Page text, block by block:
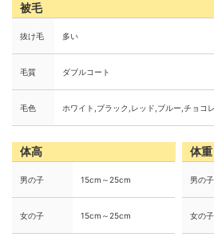
被毛
抜け毛 多い
毛質 ダブルコート
毛色 ホワイト,ブラック,レッド,ブルー,チョコ
体高
男の子 15cm～25cm
女の子 15cm～25cm
体重
男の子
女の子